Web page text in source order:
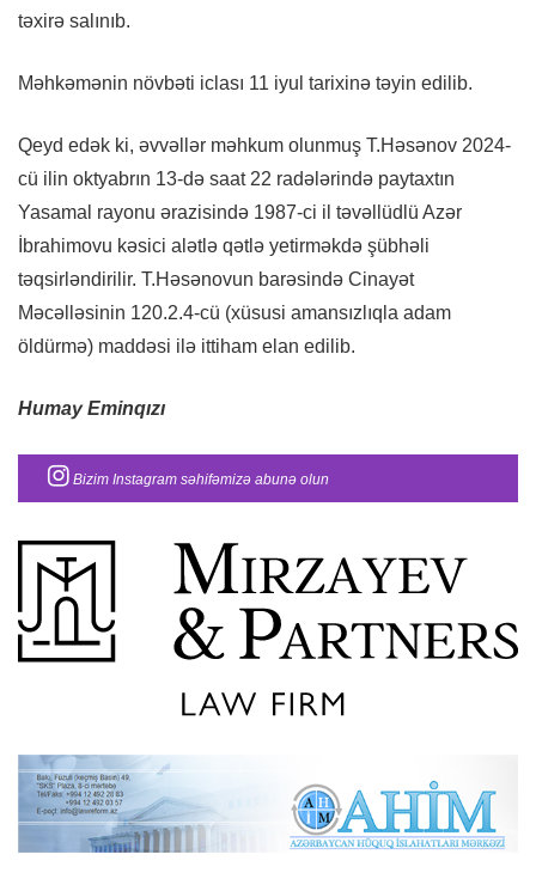
təxirə salınıb.
Məhkəmənin növbəti iclası 11 iyul tarixinə təyin edilib.
Qeyd edək ki, əvvəllər məhkum olunmuş T.Həsənov 2024-
cü ilin oktyabrın 13-də saat 22 radələrində paytaxtın
Yasamal rayonu ərazisində 1987-ci il təvəllüdlü Azər
İbrahimovu kəsici alətlə qətlə yetirməkdə şübhəli
təqsirləndirilir. T.Həsənovun barəsində Cinayət
Məcəlləsinin 120.2.4-cü (xüsusi amansızlıqla adam
öldürmə) maddəsi ilə ittiham elan edilib.
Humay Eminqızı
Bizim Instagram səhifəmizə abunə olun